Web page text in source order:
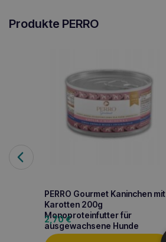
Produkte PERRO
PERRO Gourmet Kaninchen mit
Karotten 200g
Monoproteinfutter für
ausgewachsene Hunde
2,70€